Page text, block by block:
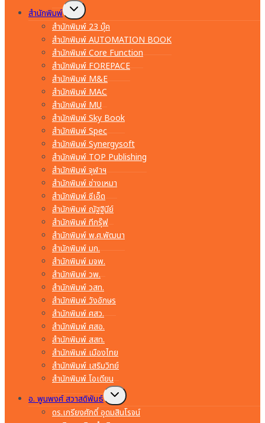
สำนักพิมพ์
Toggle
child
menu
สำนักพิมพ์ 23 บุ๊ค
สำนักพิมพ์ AUTOMATION BOOK
สำนักพิมพ์ Core Function
สำนักพิมพ์ FOREPACE
สำนักพิมพ์ M&E
สำนักพิมพ์ MAC
สำนักพิมพ์ MU
สำนักพิมพ์ Sky Book
สำนักพิมพ์ Spec
สำนักพิมพ์ Synergysoft
สำนักพิมพ์ TOP Publishing
สำนักพิมพ์ จุฬาฯ
สำนักพิมพ์ ช่างเหมา
สำนักพิมพ์ ซีเอ็ด
สำนักพิมพ์ ณัฐฐินีย์
สำนักพิมพ์ ทีกรุ๊ฟ
สำนักพิมพ์ พ.ศ.พัฒนา
สำนักพิมพ์ มก.
สำนักพิมพ์ มจพ.
สำนักพิมพ์ วพ.
สำนักพิมพ์ วสท.
สำนักพิมพ์ วังอักษร
สำนักพิมพ์ ศสว.
สำนักพิมพ์ ศสอ.
สำนักพิมพ์ สสท.
สำนักพิมพ์ เมืองไทย
สำนักพิมพ์ เสริมวิทย์
สำนักพิมพ์ โอเดียน
อ. พูนพงศ์ สวาสดิพันธ์
Toggle
child
menu
ดร.เกรียงศักดิ์ อุดมสินโรจน์